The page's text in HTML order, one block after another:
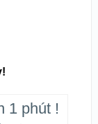
1 phút !